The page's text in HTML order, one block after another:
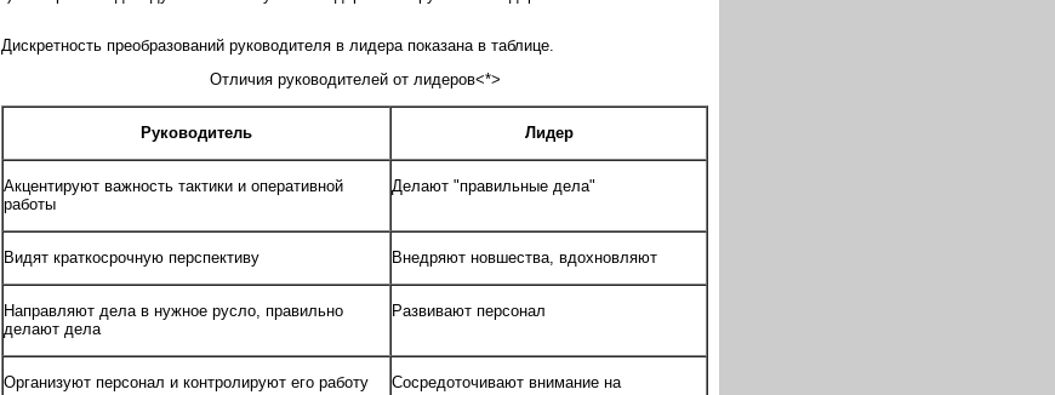
Дискретность преобразований руководителя в лидера показана в таблице.
Отличия руководителей от лидеров<*>
Руководитель Лидер
Акцентируют важность тактики и оперативной
работы
Делают "правильные дела"
Видят краткосрочную перспективу Внедряют новшества, вдохновляют
Направляют дела в нужное русло, правильно
делают дела
Развивают персонал
Организуют персонал и контролируют его работу
Сосредоточивают внимание на